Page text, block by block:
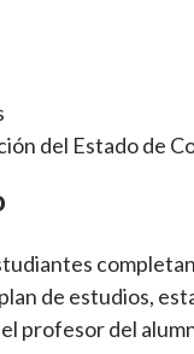
del Estado de
de estudios,
profesor del